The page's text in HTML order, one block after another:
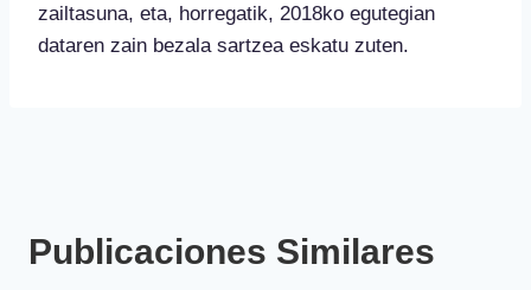
zailtasuna, eta, horregatik, 2018ko egutegian
dataren zain bezala sartzea eskatu zuten.
Publicaciones Similares